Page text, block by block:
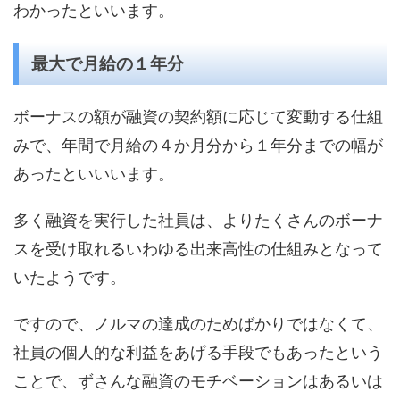
わかったといいます。
最大で月給の１年分
ボーナスの額が融資の契約額に応じて変動する仕組
みで、年間で月給の４か月分から１年分までの幅が
あったといいいます。
多く融資を実行した社員は、よりたくさんのボーナ
スを受け取れるいわゆる出来高性の仕組みとなって
いたようです。
ですので、ノルマの達成のためばかりではなくて、
社員の個人的な利益をあげる手段でもあったという
ことで、ずさんな融資のモチベーションはあるいは